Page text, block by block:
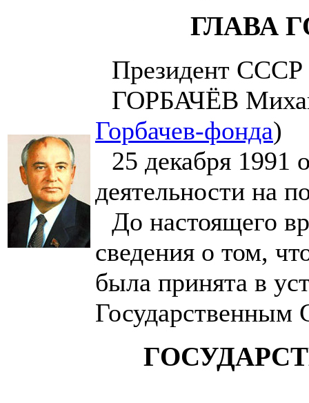
ГЛАВА
Президент СССР
ГОРБАЧЁВ
Горбачев-фонда)
25 декабря 1991
деятельности на
До настоящего
сведения о том,
была принята в